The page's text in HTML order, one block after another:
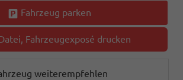
Fahrzeug parken
Fahrzeugexposé drucken
weiterempfehlen